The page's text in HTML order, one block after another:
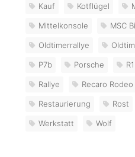
Kauf Kotflügel
Mittelkonsole MSC
Oldtimerrallye
P7b Porsche
Rallye Recaro Rodeo
Restaurierung Rost
Werkstatt Wolf